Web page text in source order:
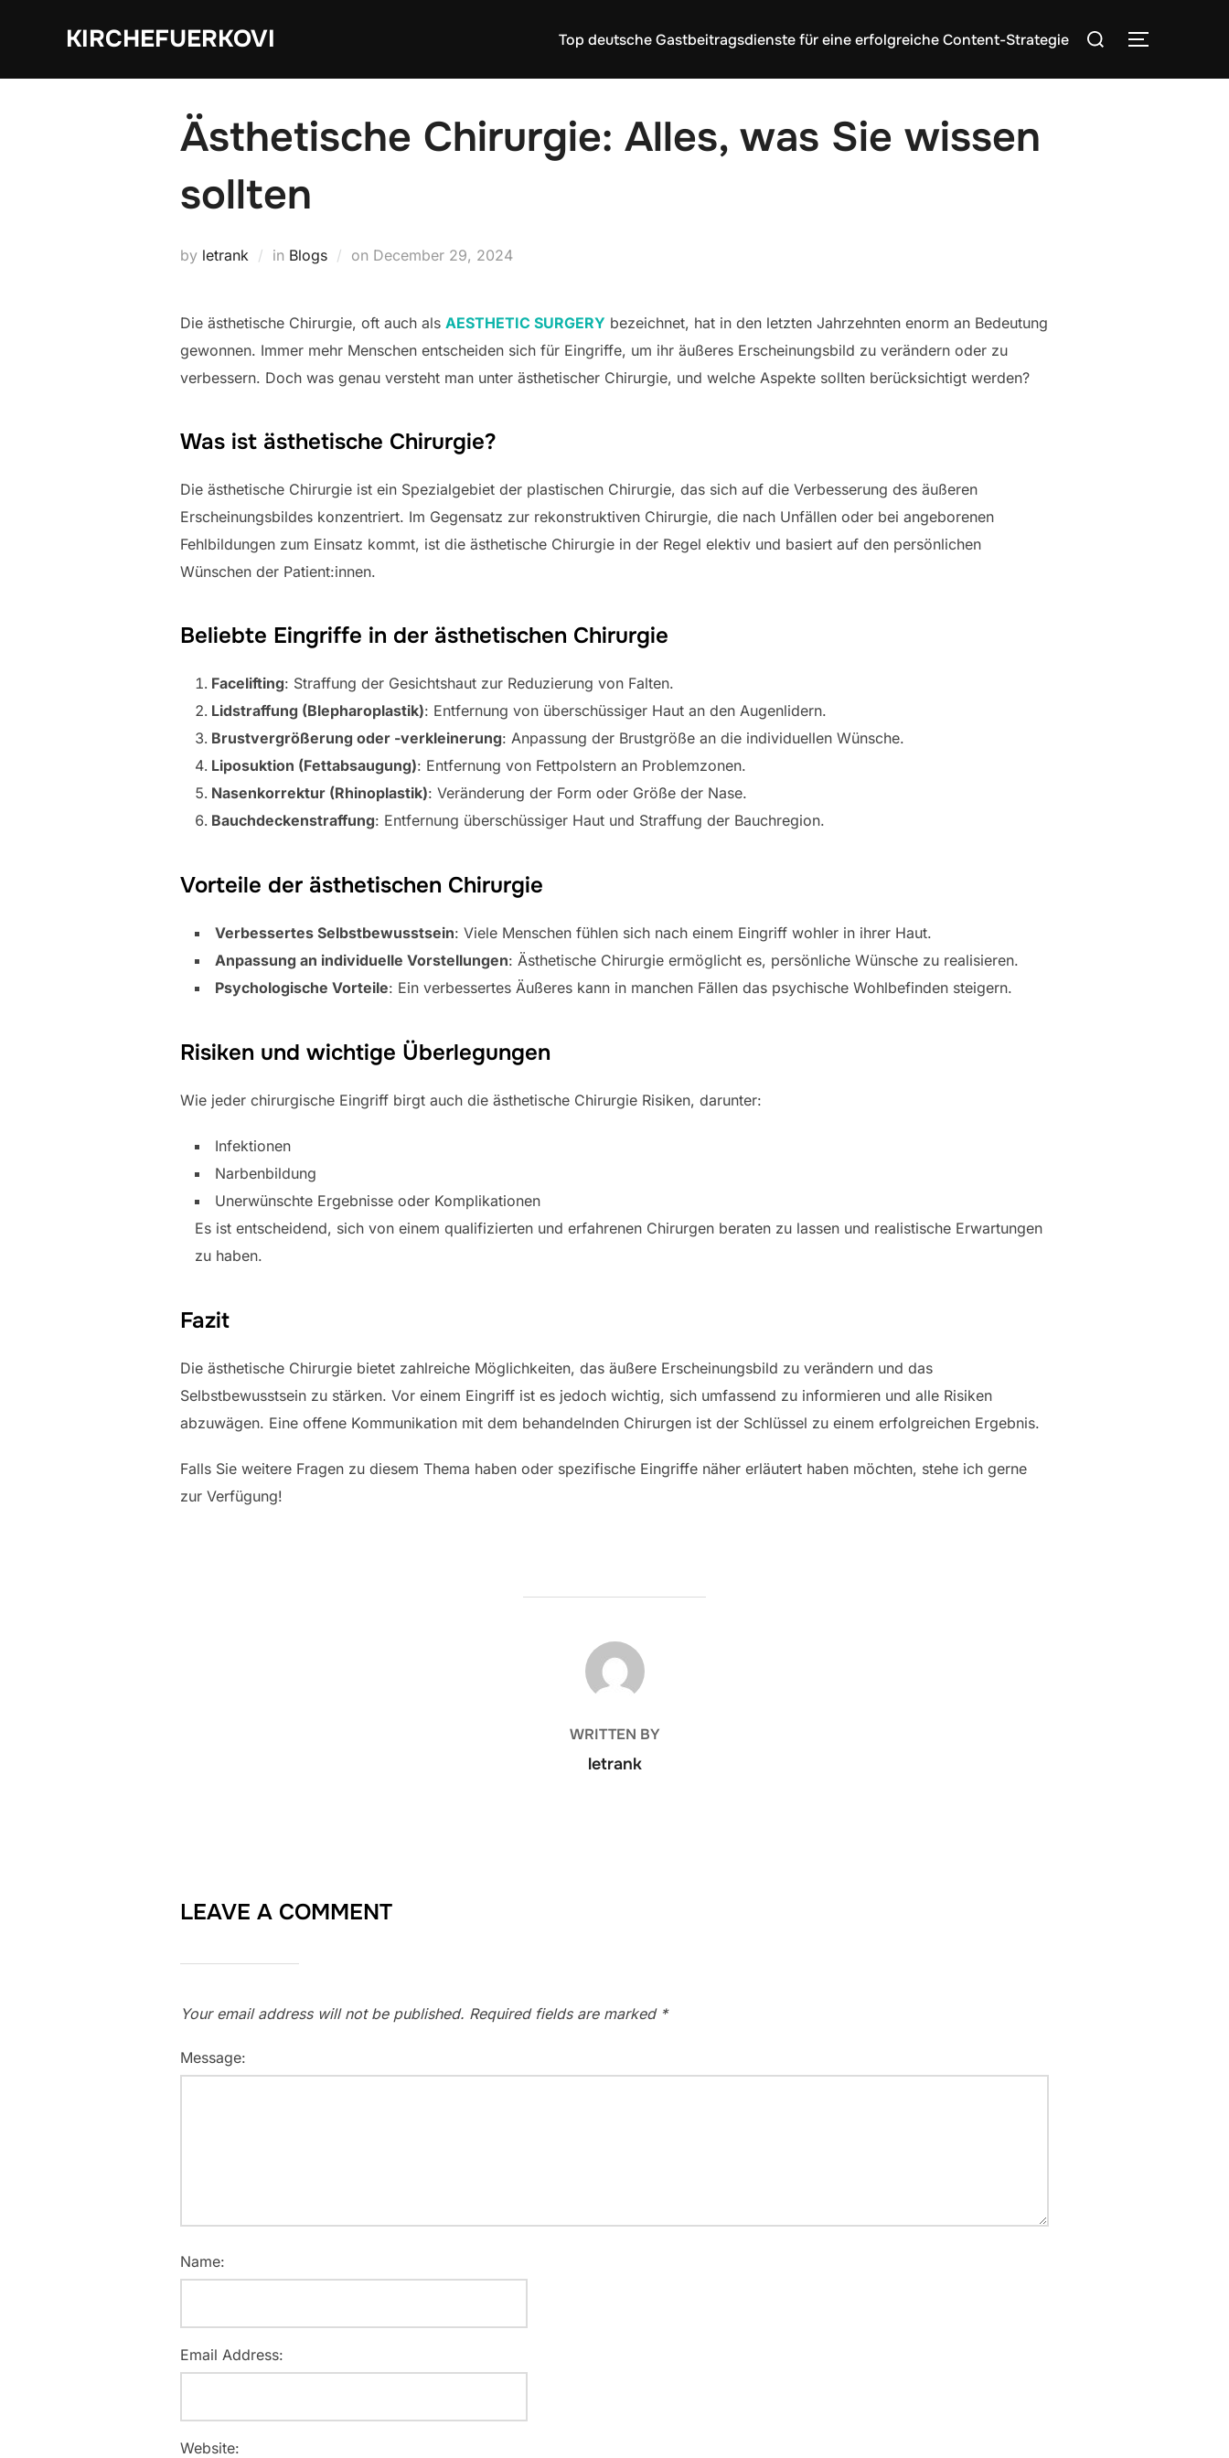
KIRCHEFUERKOVI Top deutsche Gastbeitragsdienste für eine erfolgreiche Content-Strategie
Search
TOGGLE
Ästhetische Chirurgie: Alles, was Sie wissen
sollten
by letrank in Blogs on Posted
December 29, 2024
Die ästhetische Chirurgie, oft auch als AESTHETIC SURGERY bezeichnet, hat in den letzten Jahrzehnten enorm an Bedeutung
gewonnen. Immer mehr Menschen entscheiden sich für Eingriffe, um ihr äußeres Erscheinungsbild zu verändern oder zu
verbessern. Doch was genau versteht man unter ästhetischer Chirurgie, und welche Aspekte sollten berücksichtigt werden?
Was ist ästhetische Chirurgie?
Die ästhetische Chirurgie ist ein Spezialgebiet der plastischen Chirurgie, das sich auf die Verbesserung des äußeren
Erscheinungsbildes konzentriert. Im Gegensatz zur rekonstruktiven Chirurgie, die nach Unfällen oder bei angeborenen
Fehlbildungen zum Einsatz kommt, ist die ästhetische Chirurgie in der Regel elektiv und basiert auf den persönlichen
Wünschen der Patient:innen.
Beliebte Eingriffe in der ästhetischen Chirurgie
Facelifting: Straffung der Gesichtshaut zur Reduzierung von Falten.
Lidstraffung (Blepharoplastik): Entfernung von überschüssiger Haut an den Augenlidern.
Brustvergrößerung oder -verkleinerung: Anpassung der Brustgröße an die individuellen Wünsche.
Liposuktion (Fettabsaugung): Entfernung von Fettpolstern an Problemzonen.
Nasenkorrektur (Rhinoplastik): Veränderung der Form oder Größe der Nase.
Bauchdeckenstraffung: Entfernung überschüssiger Haut und Straffung der Bauchregion.
Vorteile der ästhetischen Chirurgie
Verbessertes Selbstbewusstsein: Viele Menschen fühlen sich nach einem Eingriff wohler in ihrer Haut.
Anpassung an individuelle Vorstellungen: Ästhetische Chirurgie ermöglicht es, persönliche Wünsche zu realisieren.
Psychologische Vorteile: Ein verbessertes Äußeres kann in manchen Fällen das psychische Wohlbefinden steigern.
Risiken und wichtige Überlegungen
Wie jeder chirurgische Eingriff birgt auch die ästhetische Chirurgie Risiken, darunter:
Infektionen
Narbenbildung
Unerwünschte Ergebnisse oder Komplikationen
Es ist entscheidend, sich von einem qualifizierten und erfahrenen Chirurgen beraten zu lassen und realistische Erwartungen
zu haben.
Fazit
Die ästhetische Chirurgie bietet zahlreiche Möglichkeiten, das äußere Erscheinungsbild zu verändern und das
Selbstbewusstsein zu stärken. Vor einem Eingriff ist es jedoch wichtig, sich umfassend zu informieren und alle Risiken
abzuwägen. Eine offene Kommunikation mit dem behandelnden Chirurgen ist der Schlüssel zu einem erfolgreichen Ergebnis.
Falls Sie weitere Fragen zu diesem Thema haben oder spezifische Eingriffe näher erläutert haben möchten, stehe ich gerne
zur Verfügung!
POST AUTHOR
WRITTEN BY
letrank
LEAVE A COMMENT
Your email address will not be published. Required fields are marked *
Message:
Name:
Email Address:
Website: